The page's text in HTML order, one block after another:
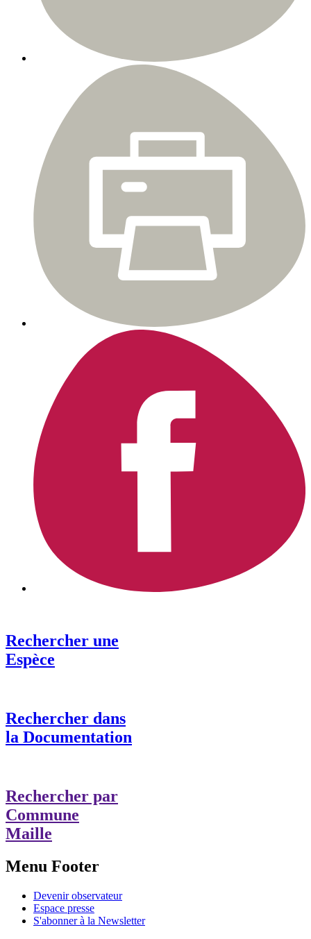
Rechercher une
Espèce
Rechercher dans
la Documentation
Rechercher par
Commune
Maille
Menu Footer
Devenir observateur
Espace presse
S'abonner à la Newsletter